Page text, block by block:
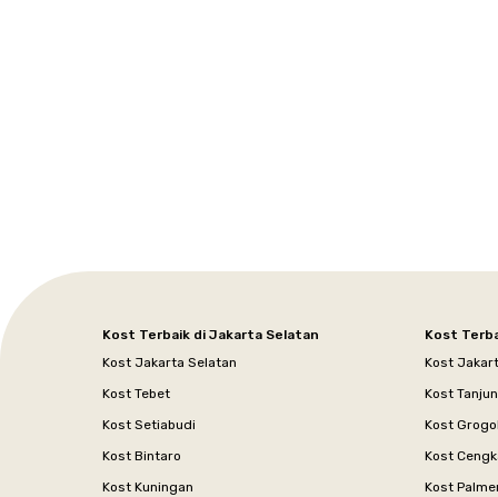
Kost Terbaik di Jakarta Selatan
Kost Jakarta Selatan
Kost Tebet
Kost Setiabudi
Kost Bintaro
Kost Kuningan
Kost
Kost
Kost
Kost Grogol
Kost
Kost